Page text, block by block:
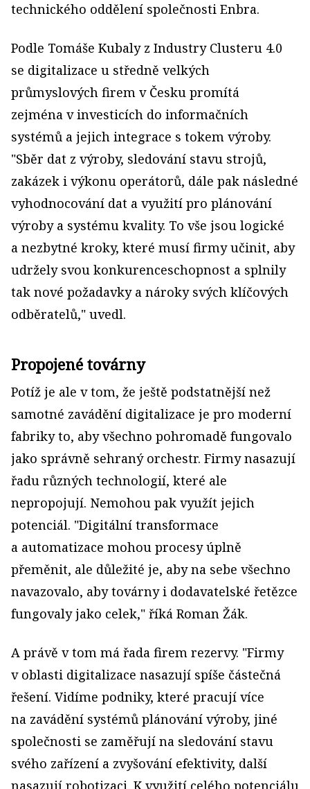
technického oddělení společnosti Enbra.
Podle Tomáše Kubaly z Industry Clusteru 4.0
se digitalizace u středně velkých
průmyslových firem v Česku promítá
zejména v investicích do informačních
systémů a jejich integrace s tokem výroby.
"Sběr dat z výroby, sledování stavu strojů,
zakázek i výkonu operátorů, dále pak následné
vyhodnocování dat a využití pro plánování
výroby a systému kvality. To vše jsou logické
a nezbytné kroky, které musí firmy učinit, aby
udržely svou konkurenceschopnost a splnily
tak nové požadavky a nároky svých klíčových
odběratelů," uvedl.
Propojené továrny
Potíž je ale v tom, že ještě podstatnější než
samotné zavádění digitalizace je pro moderní
fabriky to, aby všechno pohromadě fungovalo
jako správně sehraný orchestr. Firmy nasazují
řadu různých technologií, které ale
nepropojují. Nemohou pak využít jejich
potenciál. "Digitální transformace
a automatizace mohou procesy úplně
přeměnit, ale důležité je, aby na sebe všechno
navazovalo, aby továrny i dodavatelské řetězce
fungovaly jako celek," říká Roman Žák.
A právě v tom má řada firem rezervy. "Firmy
v oblasti digitalizace nasazují spíše částečná
řešení. Vidíme podniky, které pracují více
na zavádění systémů plánování výroby, jiné
společnosti se zaměřují na sledování stavu
svého zařízení a zvyšování efektivity, další